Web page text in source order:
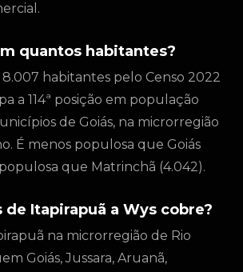
quantos habitantes?
habitantes pelo Censo 2022
a 114ª posição em população
de Goiás, na microrregião
É menos populosa que Goiás
populosa que Matrinchã (4.042).
de Itapirapuã a Wys cobre?
na microrregião de Rio
Goiás, Jussara, Aruanã,